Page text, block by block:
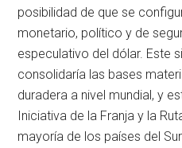
posibilidad de que se
monetario, político y de
especulativo del dólar. Este
consolidaría las bases
duradera a nivel mundial, y
Iniciativa de la Franja y la
mayoría de los países del